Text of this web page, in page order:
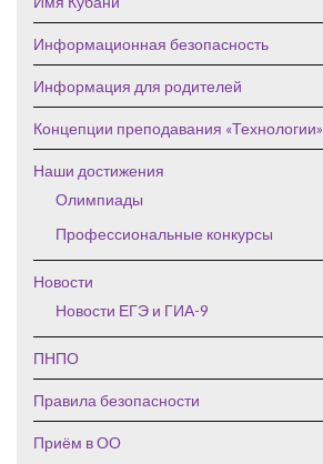
Информационная безопасность
Информация для родителей
Концепции преподавания «Технологии»
Наши достижения
Олимпиады
Профессиональные конкурсы
Новости
Новости ЕГЭ и ГИА-9
ПНПО
Правила безопасности
Приём в ОО